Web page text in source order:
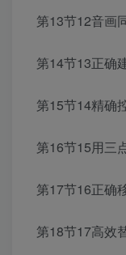
第13节12音画
第14节13正确
第15节14精确
第16节15用三
第17节16正确
第18节17高效